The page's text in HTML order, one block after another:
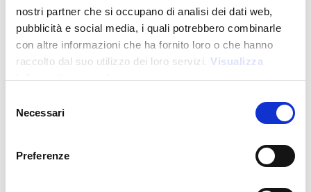
nostri partner che si occupano di analisi dei dati web,
pubblicità e social media, i quali potrebbero combinarle
con altre informazioni che ha fornito loro o che hanno
raccolto dal suo utilizzo dei loro servizi. Visualizza
informativa completa
delNecessari
Preferenze
DM24111
PC-Rucksack (15") aus recyceltem, wasserfestem Soft-